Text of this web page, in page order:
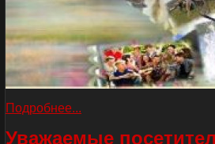
Подробнее...
Уважаемые